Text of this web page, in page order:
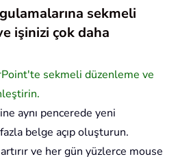
sekmeli
işinizi çok daha
sekmeli düzenleme ve
aynı pencerede yeni
belge açıp oluşturun.
ve her gün yüzlerce mouse